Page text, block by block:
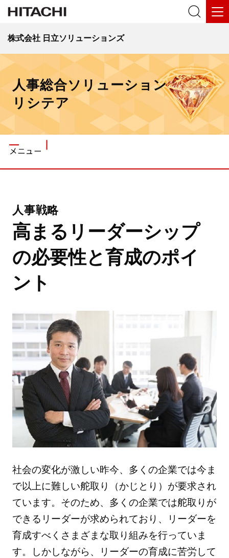
株式会社 日立ソリューションズ
人事総合ソリューション
リシテア
メニュー
人事戦略
高まるリーダーシップ
の必要性と育成のポイ
ント
社会の変化が激しい昨今、多くの企業では今ま
で以上に難しい舵取り（かじとり）が要求され
ています。そのため、多くの企業では舵取りが
できるリーダーが求められており、リーダーを
育成すべくさまざまな取り組みを行っていま
す。しかしながら、リーダーの育成に苦労して